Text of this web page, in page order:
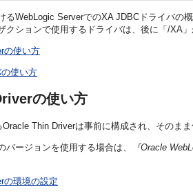
るWebLogic ServerでのXA JDBCドライバの
クションで使用するドライバは、後に「/XA
の使い方
使い方
の使い方
Thin Driverは事前に構成され、そのま
バージョンを使用する場合は、
『Oracle
の環境の設定